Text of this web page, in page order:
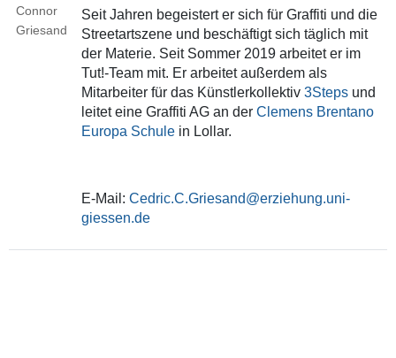
Connor
Griesand
Seit Jahren begeistert er sich für Graffiti und die
Streetartszene und beschäftigt sich täglich mit
der Materie. Seit Sommer 2019 arbeitet er im
Tut!-Team mit. Er arbeitet außerdem als
Mitarbeiter für das Künstlerkollektiv 3Stepsund
leitet eine Graffiti AG an der Clemens Brentano
Europa Schulein Lollar.
E-Mail: Cedric.C.Griesand